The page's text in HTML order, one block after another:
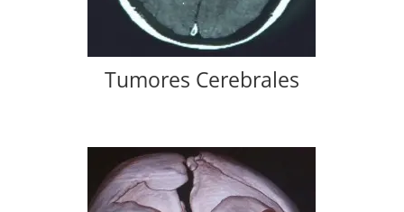
Tumores Cerebrales